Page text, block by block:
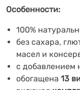
Особенности:
100%
без сахара,
масел и
с добавлением
обогащена 13